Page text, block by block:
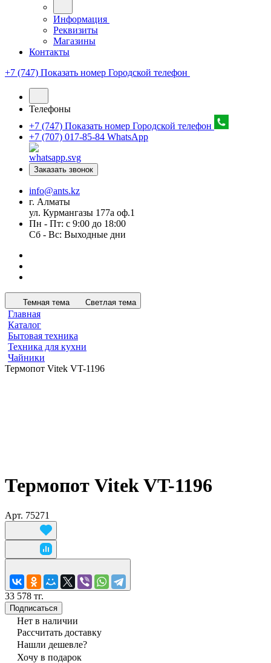
Информация
Реквизиты
Магазины
Контакты
+7 (747) Показать номер Городской телефон
Телефоны
+7 (747) Показать номер Городской телефон
+7 (707) 017-85-84 WhatsApp
Заказать звонок
info@ants.kz
г. Алматы
ул. Курмангазы 177а оф.1
Пн - Пт: с 9:00 до 18:00
Сб - Вс: Выходные дни
Темная тема Светлая тема
Главная
Каталог
Бытовая техника
Техника для кухни
Чайники
Термопот Vitek VT-1196
Термопот Vitek VT-1196
Арт. 75271
33 578 тг.
Подписаться
Нет в наличии
Рассчитать доставку
Нашли дешевле?
Хочу в подарок